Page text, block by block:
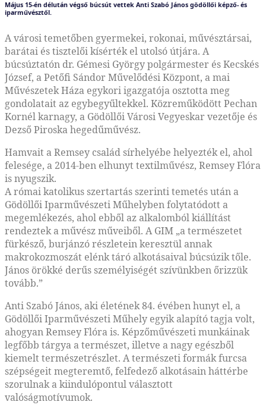
Május 15-én délután végső búcsút vettek Anti Szabó János gödöllői képző- és
iparművésztől.
A városi temetőben gyermekei, rokonai, művésztársai,
barátai és tisztelői kísérték el utolsó útjára. A
búcsúztatón dr. Gémesi György polgármester és Kecskés
József, a Petőfi Sándor Művelődési Központ, a mai
Művészetek Háza egykori igazgatója osztotta meg
gondolatait az egybegyűltekkel. Közreműködött Pechan
Kornél karnagy, a Gödöllői Városi Vegyeskar vezetője és
Dezső Piroska hegedűművész.
Hamvait a Remsey család sírhelyébe helyezték el, ahol
felesége, a 2014-ben elhunyt textilművész, Remsey Flóra
is nyugszik.
A római katolikus szertartás szerinti temetés után a
Gödöllői Iparművészeti Műhelyben folytatódott a
megemlékezés, ahol ebből az alkalomból kiállítást
rendeztek a művész műveiből. A GIM „a természetet
fürkésző, burjánzó részletein keresztül annak
makrokozmoszát elénk táró alkotásaival búcsúzik tőle.
János örökké derűs személyiségét szívünkben őrizzük
tovább.”
Anti Szabó János, aki életének 84. évében hunyt el, a
Gödöllői Iparművészeti Műhely egyik alapító tagja volt,
ahogyan Remsey Flóra is. Képzőművészeti munkáinak
legfőbb tárgya a természet, illetve a nagy egészből
kiemelt természetrészlet. A természeti formák furcsa
szépségeit megteremtő, felfedező alkotásain háttérbe
szorulnak a kiindulópontul választott
valóságmotívumok.